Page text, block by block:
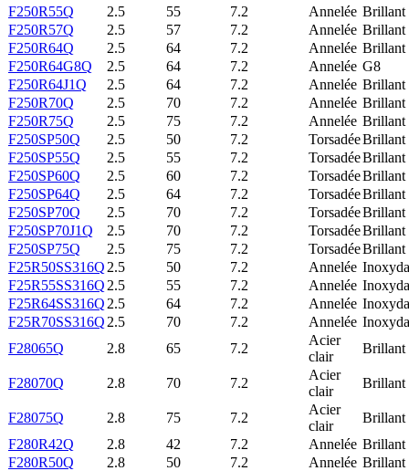
F250R55Q
2.5 55 7.2 Annelée Brillant
F250R57Q
2.5 57 7.2 Annelée Brillant
F250R64Q
2.5 64 7.2 Annelée Brillant
F250R64G8Q
2.5 64 7.2 Annelée G8
F250R64J1Q
2.5 64 7.2 Annelée Brillant
F250R70Q
2.5 70 7.2 Annelée Brillant
F250R75Q
2.5 75 7.2 Annelée Brillant
F250SP50Q
2.5 50 7.2 TorsadéeBrillant
F250SP55Q
2.5 55 7.2 TorsadéeBrillant
F250SP60Q
2.5 60 7.2 TorsadéeBrillant
F250SP64Q
2.5 64 7.2 TorsadéeBrillant
F250SP70Q
2.5 70 7.2 TorsadéeBrillant
F250SP70J1Q
2.5 70 7.2 TorsadéeBrillant
F250SP75Q
2.5 75 7.2 TorsadéeBrillant
F25R50SS316Q 2.5 50 7.2 Annelée
F25R55SS316Q 2.5 55 7.2 Annelée
F25R64SS316Q 2.5 64 7.2 Annelée
F25R70SS316Q 2.5 70 7.2 Annelée
F28065Q
2.8 65 7.2
Acier
clair
Brillant
F28070Q 2.8 70 7.2
Acier
clair
Brillant
F28075Q 2.8 75 7.2
Acier
clair
Brillant
F280R42Q
2.8 42 7.2 Annelée Brillant
F280R50Q
2.8 50 7.2 Annelée Brillant